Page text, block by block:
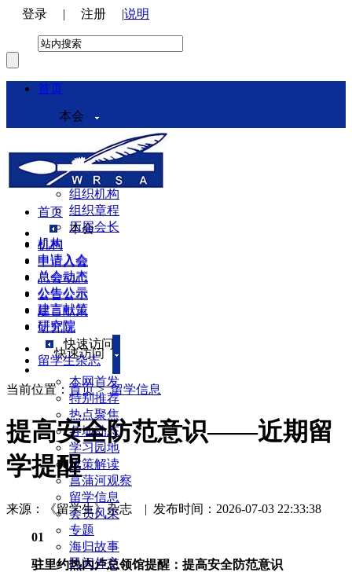
登录 | 注册 |说明
首页
本会
本会介绍
领导机构
理事会
组织机构
组织章程
历届会长
机构
申请入会
总会动态
公告公示
建言献策
研究院
快速访问
本网首发
特别推荐
热点聚焦
各地动态
学习园地
政策解读
菖蒲河观察
留学信息
会员风采
专题
海归故事
民间外交
首页
本会
机构
申请入会
总会动态
公告公示
建言献策
研究院
快速访问
留学生杂志
当前位置： 首页>留学信息
提高安全防范意识——近期留
学提醒
来源：《留学生》杂志 | 发布时间：2026-07-03 22:33:38
01
驻里约热内卢总领馆提醒：提高安全防范意识